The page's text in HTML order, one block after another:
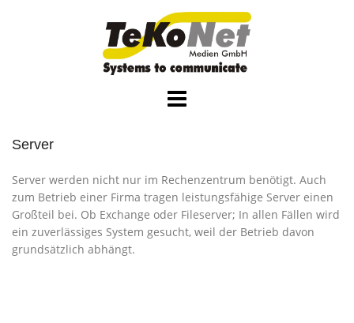
Server
Server werden nicht nur im Rechenzentrum benötigt. Auch
zum Betrieb einer Firma tragen leistungsfähige Server einen
Großteil bei. Ob Exchange oder Fileserver; In allen Fällen wird
ein zuverlässiges System gesucht, weil der Betrieb davon
grundsätzlich abhängt.